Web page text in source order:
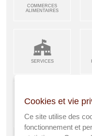
COMMERCES
ALIMENTAIRES
SERVICES
ARTISANS &
INDUSTRIES
Cookies et vie
Ce site utilise des
fonctionnement et